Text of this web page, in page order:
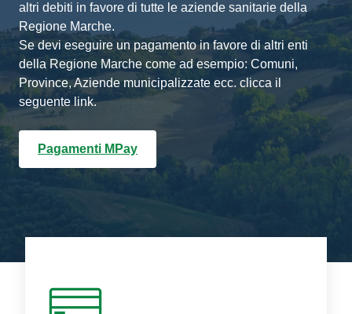
altri debiti in favore di tutte le aziende sanitarie della
Regione Marche.
Se devi eseguire un pagamento in favore di altri enti
della Regione Marche come ad esempio: Comuni,
Province, Aziende municipalizzate ecc. clicca il
seguente link.
Pagamenti MPay